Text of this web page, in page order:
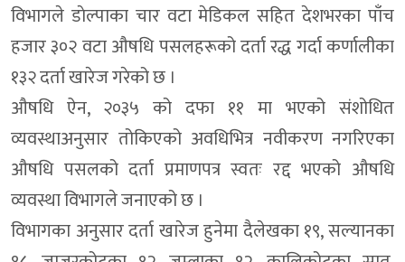
विभागले डाेल्पाका चार वटा मेडिकल सहित देशभरका पाँच
हजार ३०२ वटा औषधि पसलहरूको दर्ता रद्ध गर्दा कर्णालीका
१३२ दर्ता खारेज गरेको छ ।
औषधि ऐन, २०३५ को दफा ११ मा भएको संशोधित
व्यवस्थाअनुसार तोकिएको अवधिभित्र नवीकरण नगरिएका
औषधि पसलको दर्ता प्रमाणपत्र स्वतः रद्द भएको औषधि
व्यवस्था विभागले जनाएको छ ।
विभागका अनुसार दर्ता खारेज हुनेमा दैलेखका १९, सल्यानका